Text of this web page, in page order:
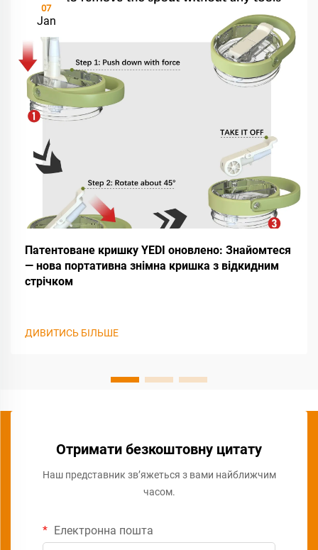
07
Jan
Патентоване кришку YEDI оновлено: Знайомтеся
— нова портативна знімна кришка з відкидним
стрічком
ДИВИТИСЬ БІЛЬШЕ
Отримати безкоштовну цитату
Наш представник зв’яжеться з вами найближчим
часом.
Електронна пошта